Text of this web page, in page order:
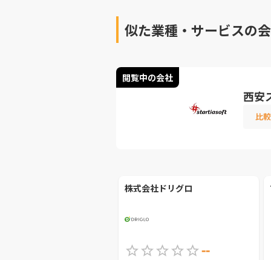
似た業種・サービスの
閲覧中の会社
西安
比
株式会社ドリグロ
--